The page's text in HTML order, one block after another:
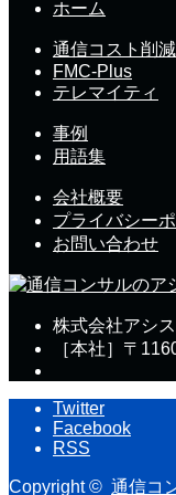
ホーム
通信コスト削
FMC-Plus
テレマイティ
事例
用語集
会社概要
プライバシー
お問い合わせ
株式会社アシ
［本社］〒
Twitter
Facebook
RSS
Copyright © 通信コ